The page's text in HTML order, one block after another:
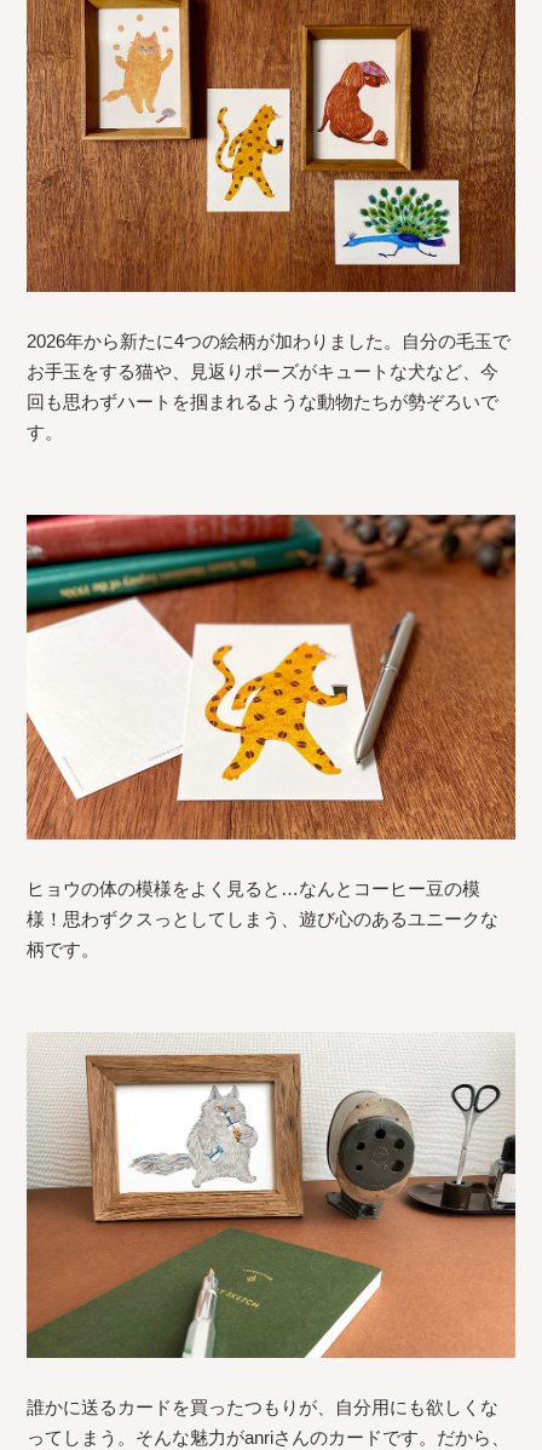
2026年から新たに4つの絵柄が加わりました。自分の毛玉で
お手玉をする猫や、見返りポーズがキュートな犬など、今
回も思わずハートを掴まれるような動物たちが勢ぞろいで
す。
ヒョウの体の模様をよく見ると…なんとコーヒー豆の模
様！思わずクスっとしてしまう、遊び心のあるユニークな
柄です。
誰かに送るカードを買ったつもりが、自分用にも欲しくな
ってしまう。そんな魅力がanriさんのカードです。だから、